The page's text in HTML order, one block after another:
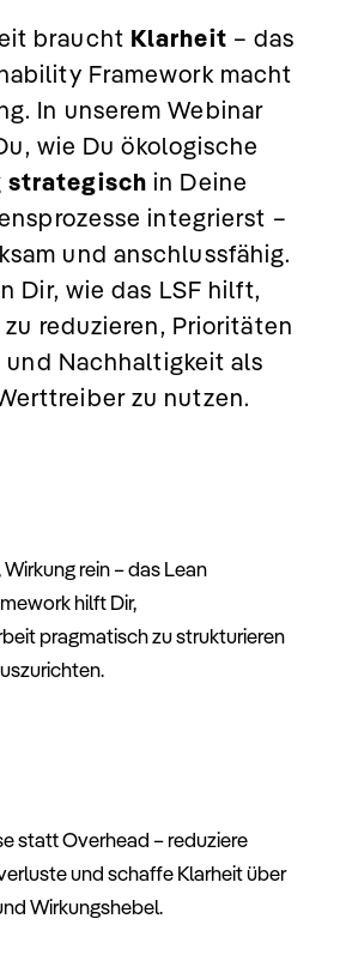
braucht Klarheit –das
Framework macht
In unseremWebinar
wie Duökologische
strategischin Deine
integrierst –
und anschlussfähig.
Dir, wiedas LSF hilft,
zu reduzieren, Prioritäten
und Nachhaltigkeitals
zu nutzen.
Wirkungrein–dasLean
hilftDir,
pragmatischzustrukturieren
stattOverhead–reduziere
undschaffeKlarheitüber
Wirkungshebel.